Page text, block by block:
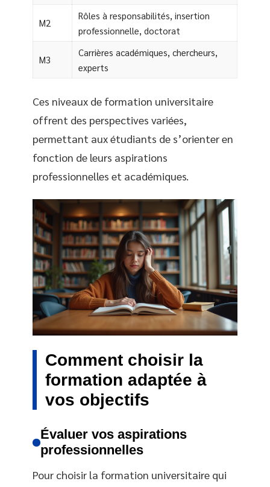
M2
Rôles à responsabilités, insertion
professionnelle, doctorat
M3
Carrières académiques, chercheurs,
experts
Ces niveaux de formation universitaire
offrent des perspectives variées,
permettant aux étudiants de s’orienter en
fonction de leurs aspirations
professionnelles et académiques.
Comment choisir la
formation adaptée à
vos objectifs
Évaluer vos aspirations
professionnelles
Pour choisir la formation universitaire qui